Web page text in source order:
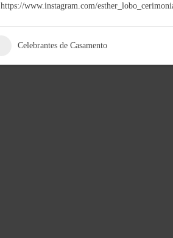
https://www.instagram.com/
Celebrantes de Casamento